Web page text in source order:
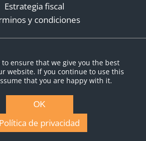
Estrategia fiscal
y condiciones
to ensure that we give you the best
website. If you continue to use this
that you are happy with it.
OK
Política de privacidad